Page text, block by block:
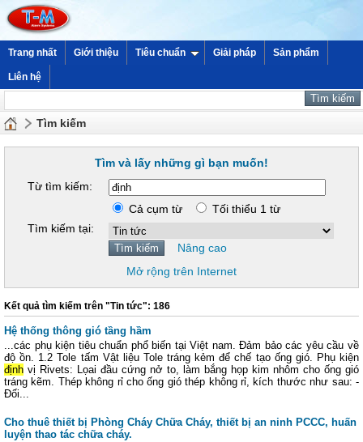
Trang nhất Giới thiệu Tiêu chuẩn Giải pháp Sản phẩm
Liên hệ
Tìm kiếm
Tìm và lấy những gì bạn muốn!
Từ tìm kiếm:
Cả cụm từ
Tối thiểu 1 từ
Tìm kiếm tại:
Nâng cao
Mở rộng trên Internet
Kết quả tìm kiếm trên "Tin tức": 186
Hệ thống thông gió tầng hầm
...các phụ kiện tiêu chuẩn phổ biến tại Việt nam. Đảm bảo các yêu cầu về
độ ồn. 1.2 Tole tấm Vật liệu Tole tráng kẻm để chế tạo ống gió. Phụ kiện
định vị Rivets: Lọai đầu cứng nở to, làm bắng họp kim nhôm cho ống gió
tráng kẽm. Thép không rỉ cho ống gió thép không rỉ, kích thước như sau: -
Đối...
Cho thuê thiết bị Phòng Cháy Chữa Cháy, thiết bị an ninh PCCC, huấn
luyện thao tác chữa cháy.